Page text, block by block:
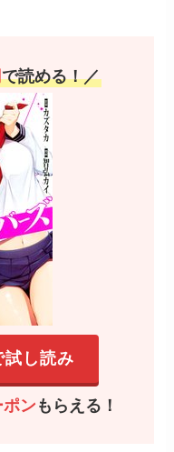
で読める！／
試し読み
ン もらえる！